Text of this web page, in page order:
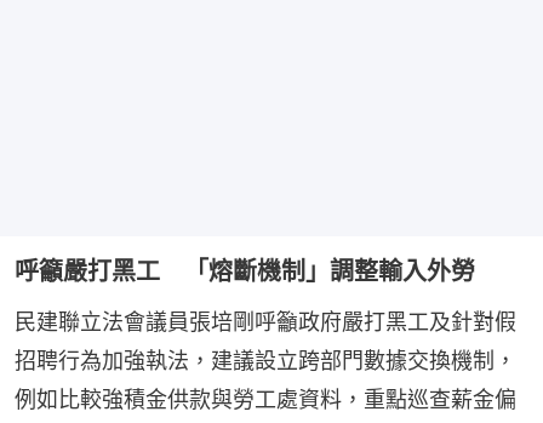
呼籲嚴打黑工 「熔斷機制」調整輸入外勞
民建聯立法會議員張培剛呼籲政府嚴打黑工及針對假
招聘行為加強執法，建議設立跨部門數據交換機制，
例如比較強積金供款與勞工處資料，重點巡查薪金偏